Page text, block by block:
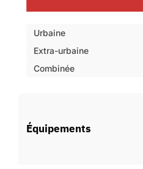
Urbaine
Extra-urbaine
Combinée
Équipements